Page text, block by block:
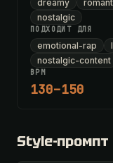
dreamy
nostalgic
ПОДХОДИТ ДЛЯ
emotional-rap
nostalgic-content
BPM
130–150
Style-промпт